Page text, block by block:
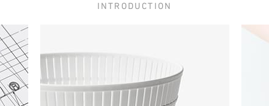
INTRODUCTION